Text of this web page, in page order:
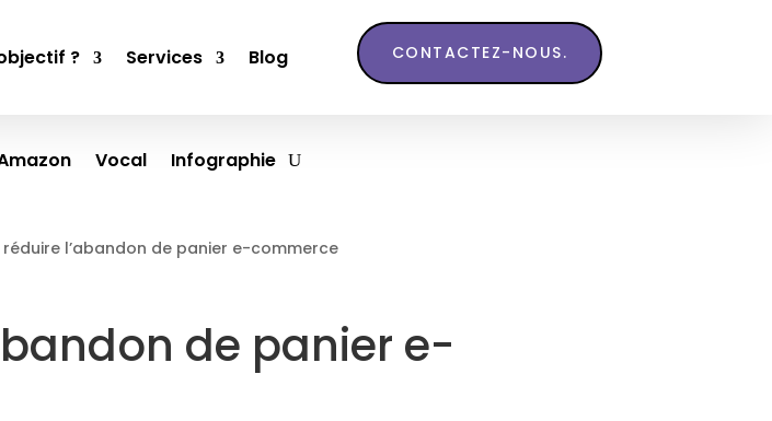
? Services Blog CONTACTEZ-NOUS.
Vocal Infographie
l’abandon de panier e-commerce
de panier e-